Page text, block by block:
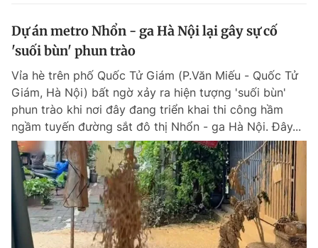
Dự án metro Nhổn - ga Hà Nội lại gây sự cố
'suối bùn' phun trào
Vỉa hè trên phố Quốc Tử Giám (P.Văn Miếu - Quốc Tử
Giám, Hà Nội) bất ngờ xảy ra hiện tượng 'suối bùn'
phun trào khi nơi đây đang triển khai thi công hầm
ngầm tuyến đường sắt đô thị Nhổn - ga Hà Nội. Đây...